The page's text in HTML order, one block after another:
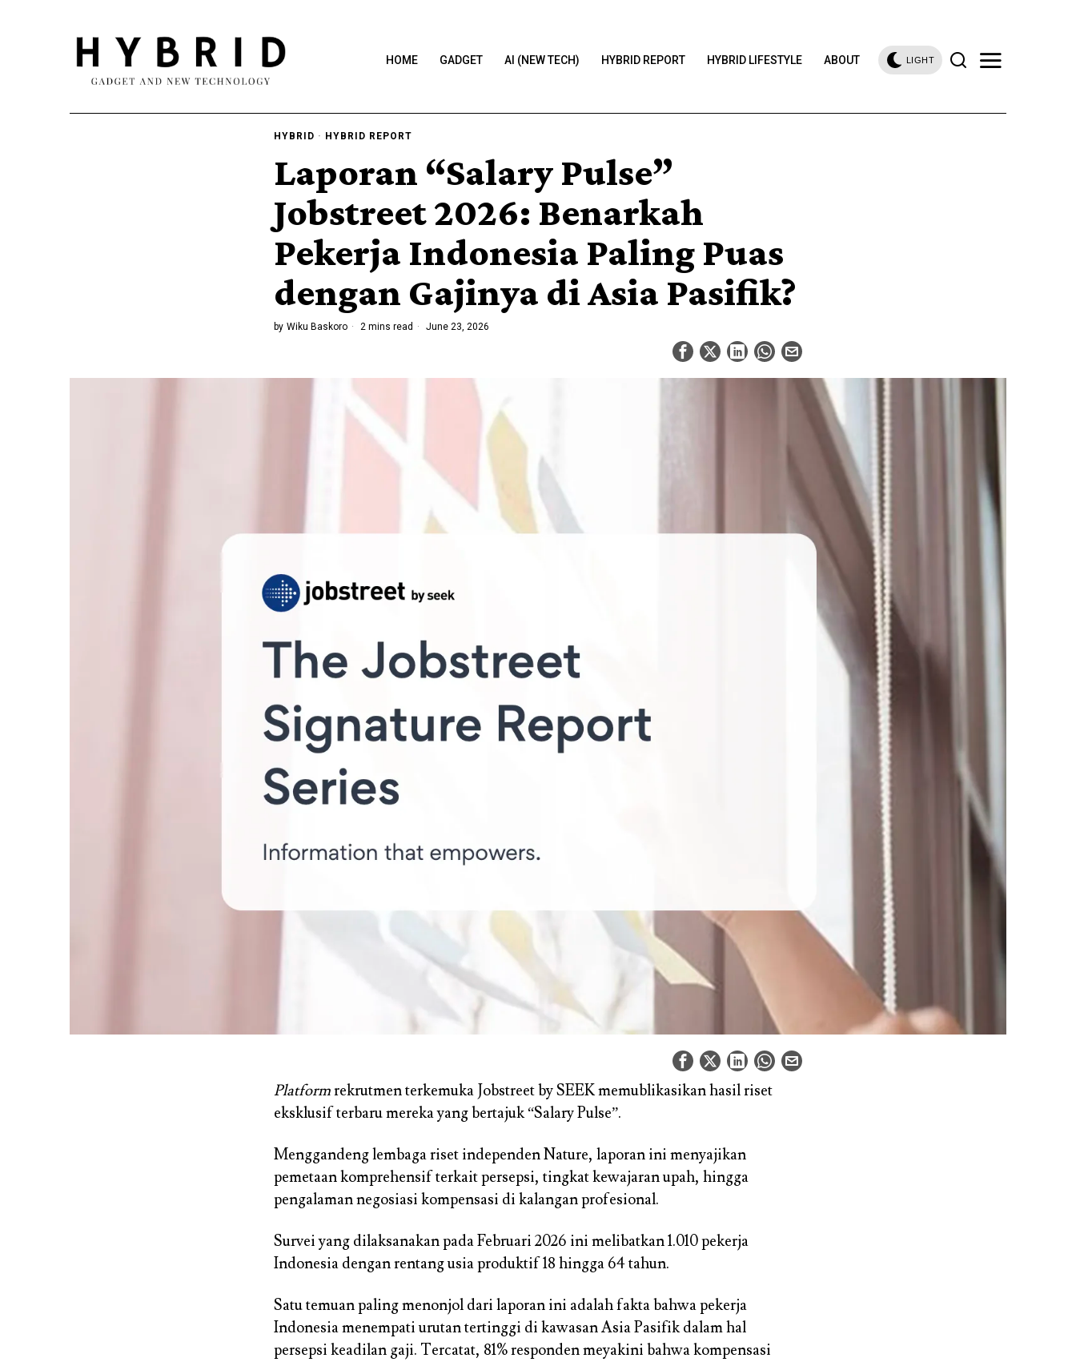
HOME GADGET AI (NEW TECH) HYBRID REPORT HYBRID LIFESTYLE ABOUT LIGHT
HYBRID · HYBRID REPORT
Laporan “Salary Pulse”
Jobstreet 2026: Benarkah
Pekerja Indonesia Paling Puas
dengan Gajinya di Asia Pasifik?
by Wiku Baskoro 2 mins read June 23, 2026
Platformrekrutmen terkemuka Jobstreet by SEEK memublikasikan hasil riset
eksklusif terbaru mereka yang bertajuk “Salary Pulse”.
Menggandeng lembaga riset independen Nature, laporan ini menyajikan
pemetaan komprehensif terkait persepsi, tingkat kewajaran upah, hingga
pengalaman negosiasi kompensasi di kalangan profesional.
Survei yang dilaksanakan pada Februari 2026 ini melibatkan 1.010 pekerja
Indonesia dengan rentang usia produktif 18 hingga 64 tahun.
Satu temuan paling menonjol dari laporan ini adalah fakta bahwa pekerja
Indonesia menempati urutan tertinggi di kawasan Asia Pasifik dalam hal
persepsi keadilan gaji. Tercatat, 81% responden meyakini bahwa kompensasi